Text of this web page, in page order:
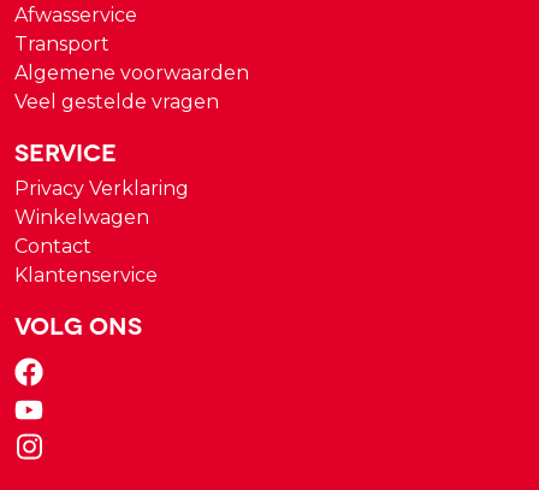
Afwasservice
Transport
Algemene voorwaarden
Veel gestelde vragen
Service
Privacy Verklaring
Winkelwagen
Contact
Klantenservice
Volg ons